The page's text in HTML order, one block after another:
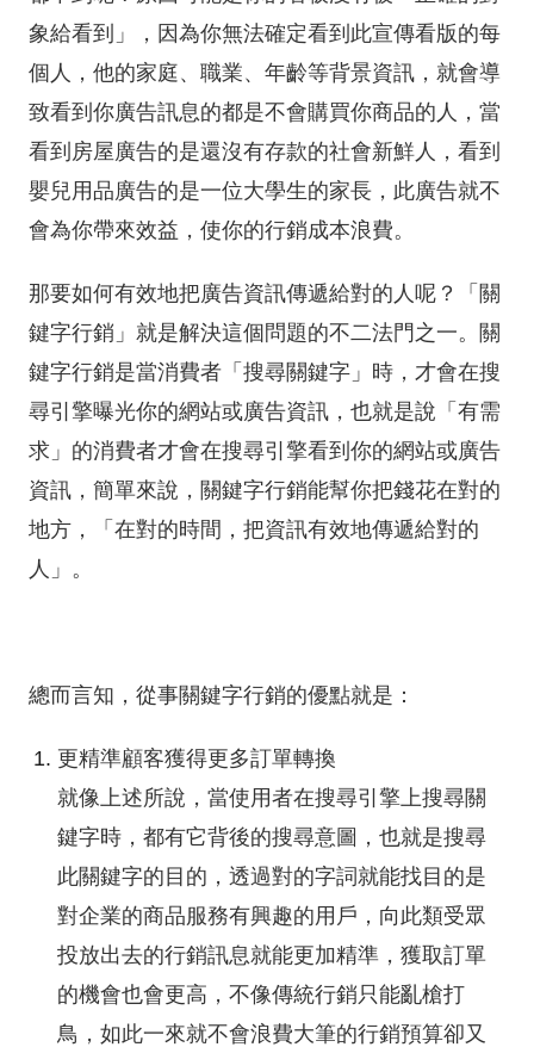
象給看到」，因為你無法確定看到此宣傳看版的每
個人，他的家庭、職業、年齡等背景資訊，就會導
致看到你廣告訊息的都是不會購買你商品的人，當
看到房屋廣告的是還沒有存款的社會新鮮人，看到
嬰兒用品廣告的是一位大學生的家長，此廣告就不
會為你帶來效益，使你的行銷成本浪費。
那要如何有效地把廣告資訊傳遞給對的人呢？「關
鍵字行銷」就是解決這個問題的不二法門之一。關
鍵字行銷是當消費者「搜尋關鍵字」時，才會在搜
尋引擎曝光你的網站或廣告資訊，也就是說「有需
求」的消費者才會在搜尋引擎看到你的網站或廣告
資訊，簡單來說，關鍵字行銷能幫你把錢花在對的
地方，「在對的時間，把資訊有效地傳遞給對的
人」。
總而言知，從事關鍵字行銷的優點就是：
更精準顧客獲得更多訂單轉換
就像上述所說，當使用者在搜尋引擎上搜尋關
鍵字時，都有它背後的搜尋意圖，也就是搜尋
此關鍵字的目的，透過對的字詞就能找目的是
對企業的商品服務有興趣的用戶，向此類受眾
投放出去的行銷訊息就能更加精準，獲取訂單
的機會也會更高，不像傳統行銷只能亂槍打
鳥，如此一來就不會浪費大筆的行銷預算卻又